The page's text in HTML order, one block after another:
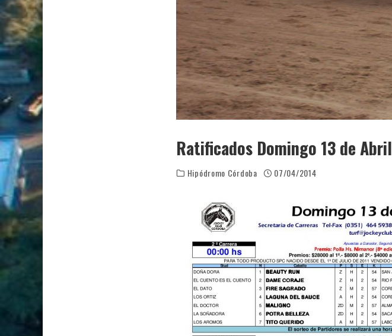
Ratificados Domingo 13 de Abril
Hipódromo Córdoba 07/04/2014